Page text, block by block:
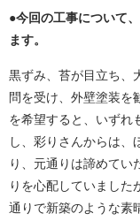
●今回の工事について
ます。
黒ずみ、苔が目立ち、
問を受け、外壁塗装を
を希望すると、いずれ
し、彩りさんからは、
り、元通りは諦めてい
りを心配していました
通りで新築のような素